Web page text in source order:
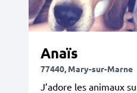
Anaïs
77440, Mary-sur-Marne
J’adore les animaux